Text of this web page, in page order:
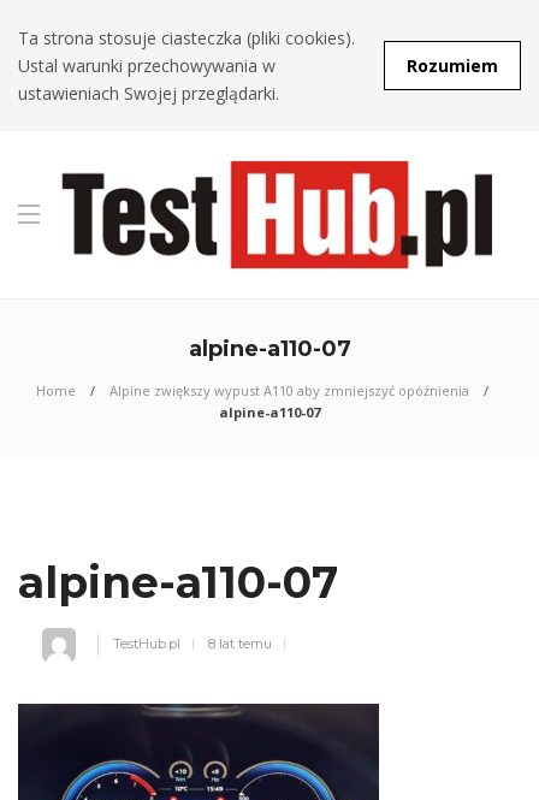
Ta strona stosuje ciasteczka (pliki cookies).
Ustal warunki przechowywania w
ustawieniach Swojej przeglądarki.
Rozumiem
alpine-a110-07
Home
Alpine zwiększy wypust A110 aby zmniejszyć opóźnienia
alpine-a110-07
alpine-a110-07
TestHub.pl 8 lat temu